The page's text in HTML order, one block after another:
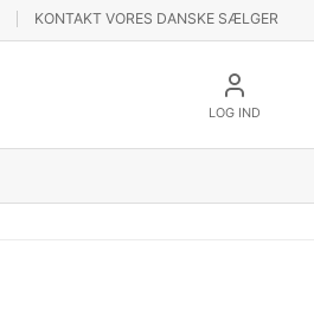
KONTAKT VORES DANSKE SÆLGER
LOG IND